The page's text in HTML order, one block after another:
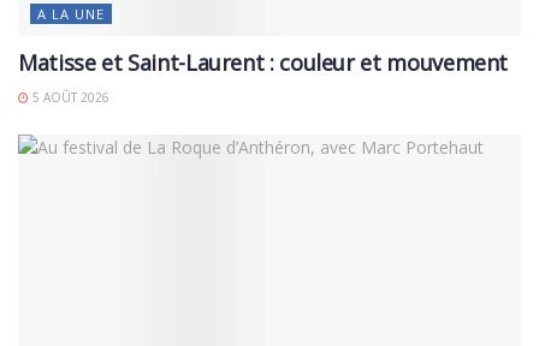
A LA UNE
Matisse et Saint-Laurent : couleur et mouvement
5 AOÛT 2026